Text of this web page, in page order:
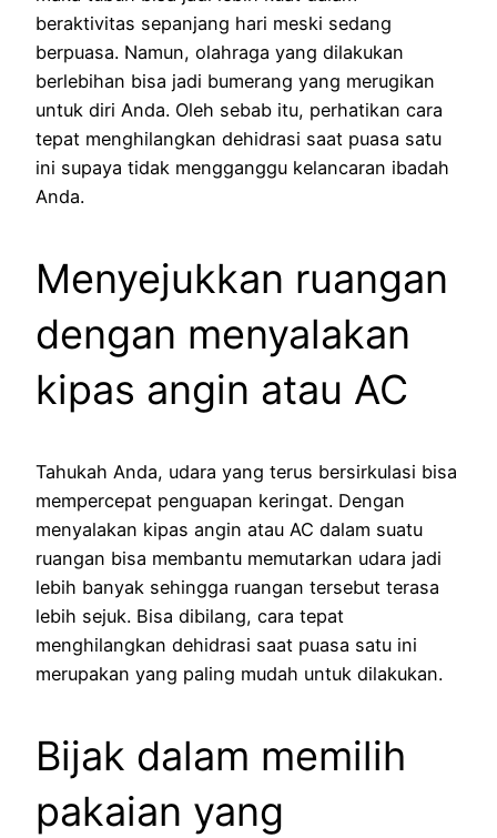
beraktivitas sepanjang hari meski sedang
berpuasa. Namun, olahraga yang dilakukan
berlebihan bisa jadi bumerang yang merugikan
untuk diri Anda. Oleh sebab itu, perhatikan cara
tepat menghilangkan dehidrasi saat puasa satu
ini supaya tidak mengganggu kelancaran ibadah
Anda.
Menyejukkan ruangan
dengan menyalakan
kipas angin atau AC
Tahukah Anda, udara yang terus bersirkulasi bisa
mempercepat penguapan keringat. Dengan
menyalakan kipas angin atau AC dalam suatu
ruangan bisa membantu memutarkan udara jadi
lebih banyak sehingga ruangan tersebut terasa
lebih sejuk. Bisa dibilang, cara tepat
menghilangkan dehidrasi saat puasa satu ini
merupakan yang paling mudah untuk dilakukan.
Bijak dalam memilih
pakaian yang